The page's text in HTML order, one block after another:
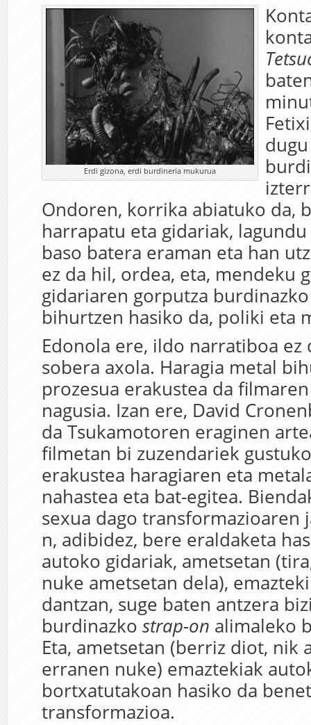
Erdi gizona, erdi burdineria mukurua
Ondoren, korrika abiatuko da,
harrapatu eta gidariak,
baso batera eraman eta han
ez da hil, ordea, eta, mendeku
gidariaren gorputza
bihurtzen hasiko da, poliki eta
Edonola ere, ildo narratiboa ez
sobera axola. Haragia metal
prozesua erakustea da
nagusia. Izan ere, David
da Tsukamotoren eraginen
filmetan bi zuzendariek
erakustea haragiaren eta
nahastea eta bat-egitea.
sexua dago transformazioaren
n, adibidez, bere eraldaketa
autoko gidariak, ametsetan
nuke ametsetan dela),
dantzan, suge baten antzera
burdinazko strap-on alimaleko
Eta, ametsetan (berriz diot, nik
erranen nuke) emaztekiak
bortxatutakoan hasiko da
transformazioa.